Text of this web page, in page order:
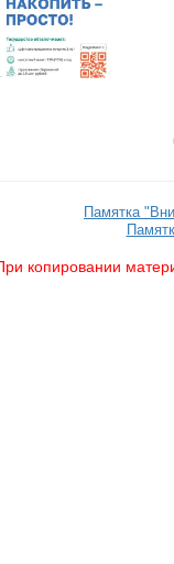
Памятка
копировании